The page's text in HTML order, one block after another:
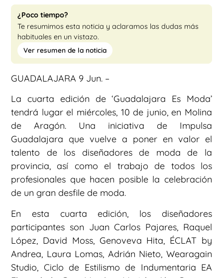
¿Poco tiempo?
Te resumimos esta noticia y aclaramos las dudas más
habituales en un vistazo.
Ver resumen de la noticia
GUADALAJARA 9 Jun. –
La cuarta edición de ‘Guadalajara Es Moda’
tendrá lugar el miércoles, 10 de junio, en Molina
de Aragón. Una iniciativa de Impulsa
Guadalajara que vuelve a poner en valor el
talento de los diseñadores de moda de la
provincia, así como el trabajo de todos los
profesionales que hacen posible la celebración
de un gran desfile de moda.
En esta cuarta edición, los diseñadores
participantes son Juan Carlos Pajares, Raquel
López, David Moss, Genoveva Hita, ÉCLAT by
Andrea, Laura Lomas, Adrián Nieto, Wearagain
Studio, Ciclo de Estilismo de Indumentaria EA